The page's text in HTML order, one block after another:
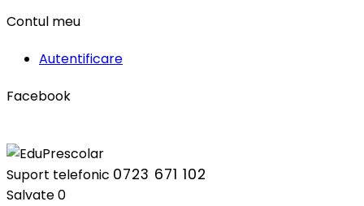
Contul meu
Autentificare
Facebook
Suport telefonic 0723 671 102
Salvate0